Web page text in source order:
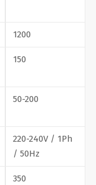
1200
150
50-200
220-240V / 1Ph
/ 50Hz
350